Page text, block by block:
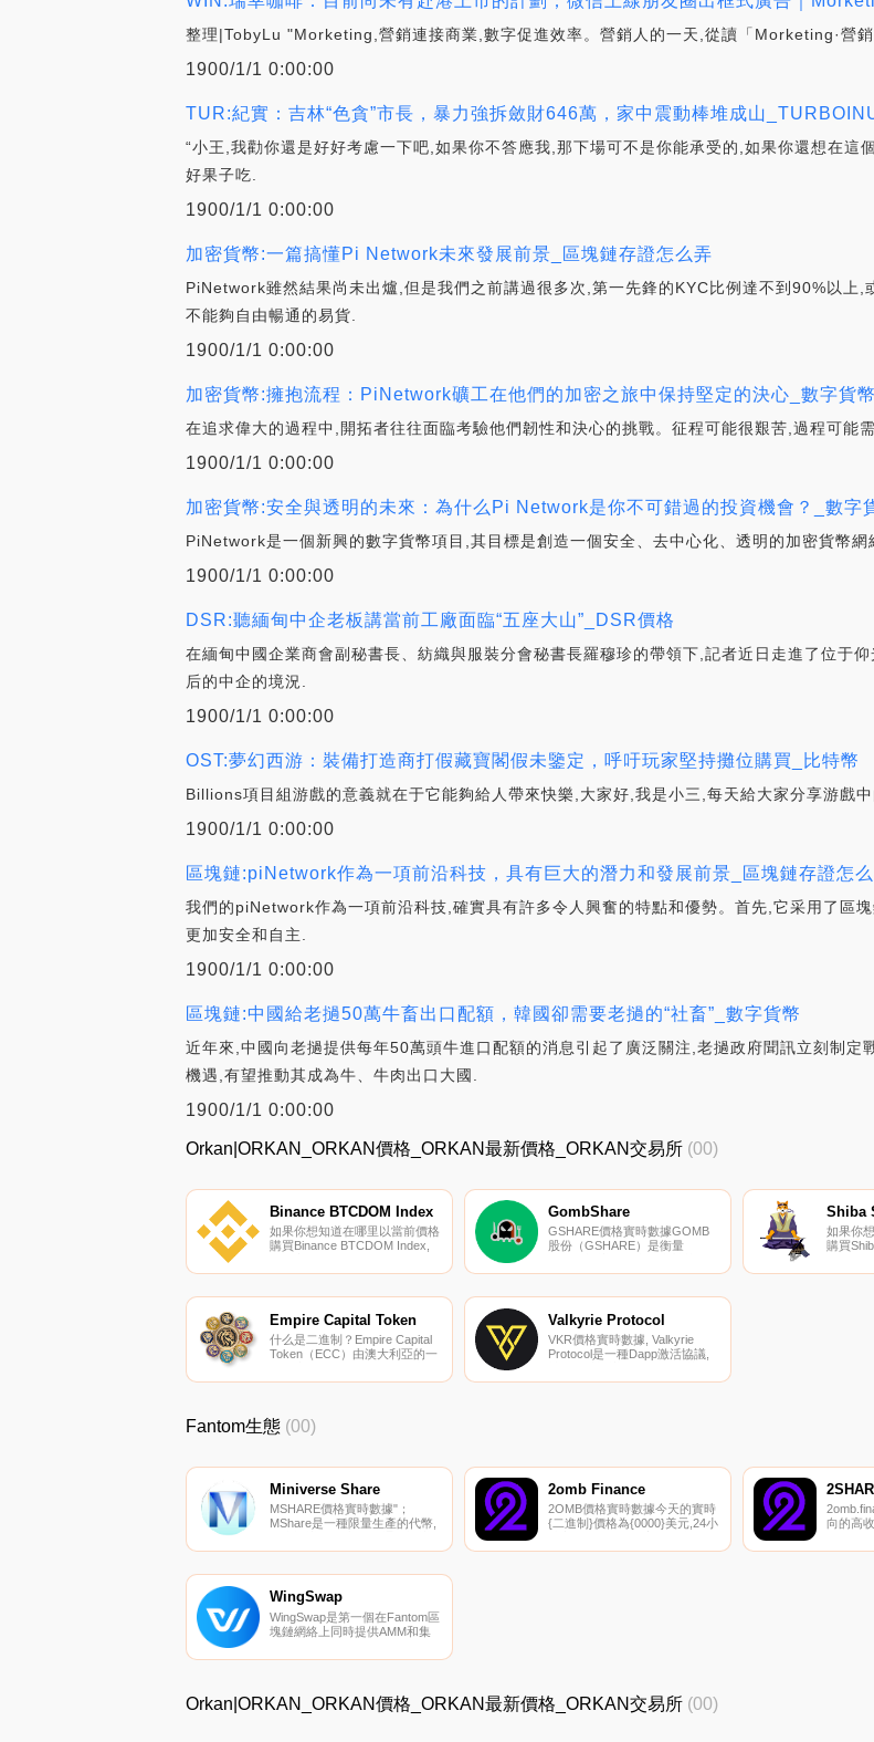
整理|TobyLu "Morketing,營銷連接商業,數字促進效率。營銷人的一天,從讀「Morketing·營銷
1900/1/1 0:00:00
TUR:紀實：吉林“色貪”市長，暴力強拆斂財646萬，家中震動棒堆成山
“小王,我勸你還是好好考慮一下吧,如果你不答應我,那下場可不是你能承受的,如果你還想在
好果子吃.
1900/1/1 0:00:00
加密貨幣:一篇搞懂Pi Network未來發展前景_區塊鏈存證怎么弄
PiNetwork雖然結果尚未出爐,但是我們之前講過很多次,第一先鋒的KYC比例達不到90%以上
不能夠自由暢通的易貨.
1900/1/1 0:00:00
加密貨幣:擁抱流程：PiNetwork礦工在他們的加密之旅中保持堅定的決心_數字貨
在追求偉大的過程中,開拓者往往面臨考驗他們韌性和決心的挑戰。征程可能很艱苦,過程可能
1900/1/1 0:00:00
加密貨幣:安全與透明的未來：為什么Pi Network是你不可錯過的投資機會？_數字
PiNetwork是一個新興的數字貨幣項目,其目標是創造一個安全、去中心化、透明的加密貨幣網
1900/1/1 0:00:00
DSR:聽緬甸中企老板講當前工廠面臨“五座大山”_DSR價格
在緬甸中國企業商會副秘書長、紡織與服裝分會秘書長羅穆珍的帶領下,記者近日走進了位于
后的中企的境況.
1900/1/1 0:00:00
OST:夢幻西游：裝備打造商打假藏寶閣假未鑒定，呼吁玩家堅持攤位購買_比特幣
Billions項目組游戲的意義就在于它能夠給人帶來快樂,大家好,我是小三,每天給大家分享游戲中
1900/1/1 0:00:00
區塊鏈:piNetwork作為一項前沿科技，具有巨大的潛力和發展前景_區塊鏈存證怎
我們的piNetwork作為一項前沿科技,確實具有許多令人興奮的特點和優勢。首先,它采用了區
更加安全和自主.
1900/1/1 0:00:00
區塊鏈:中國給老撾50萬牛畜出口配額，韓國卻需要老撾的“社畜”_數字貨幣
近年來,中國向老撾提供每年50萬頭牛進口配額的消息引起了廣泛關注,老撾政府聞訊立刻制
機遇,有望推動其成為牛、牛肉出口大國.
1900/1/1 0:00:00
Orkan|ORKAN_ORKAN價格_ORKAN最新價格_ORKAN交易所 (00)
Binance BTCDOM Index
如果你想知道在哪里以當前價格
購買Binance BTCDOM Index,
Index]股票的頂級加密貨幣交易
表.
GombShare
GSHARE價格實時數據GOMB
股份（GSHARE）是衡量
GOMB接近掛鉤能力的信任的方
給所有在農場中下注代幣的
GSHARE持有者.
Shiba
如果你
購買
貨幣交
Empire Capital Token
什么是二進制？Empire Capital
Token（ECC）由澳大利亞的一
一款DeFi 3.0高產農業和賭注智
獎勵.
Valkyrie Protocol
VKR價格實時數據, Valkyrie
Protocol是一種Dapp激活協議,
夠設計具有特定目標的“活動”,并
Fantom生態 (00)
Miniverse Share
MSHARE價格實時數據"；
MShare是一種限量生產的代幣,
賺取掛鉤的能力.
2omb Finance
2OMB價格實時數據今天的實時
{二進制}價格為{0000}美元,24小
時更新2OMB到美元的價格。
向的高
Fantom
WingSwap
WingSwap是第一個在Fantom區
塊鏈網絡上同時提供AMM和集
們為DeFi行業提供自動化、快速
Orkan|ORKAN_ORKAN價格_ORKAN最新價格_ORKAN交易所 (00)